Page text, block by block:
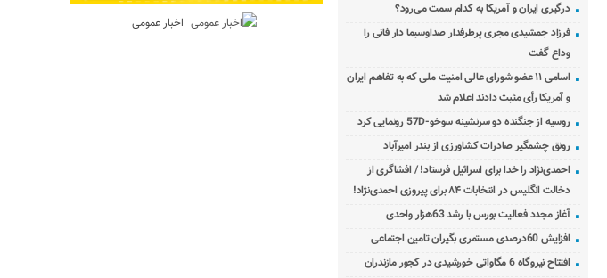
درگیری ایران و آمریکا به کدام سمت می‌رود؟
فرزاد جمشیدی مجری پرطرفدار صداوسیما دار فانی را
وداع گفت
اسامی ۱۱ عضو شورای عالی امنیت ملی که به تفاهم ایران
و آمریکا رأی مثبت دادند اعلام شد
روسیه از جنگنده دو سرنشینه سوخو-57D رونمایی کرد
رونق چشمگیر صادرات کشاورزی از بندر امیرآباد
احمدی‌نژاد را خدا برای اسرائیل فرستاد! / افشاگری از
دخالت انگلیس در انتخابات ۸۴ برای پیروزی احمدی‌نژاد!
آغاز مجدد فعالیت بورس با رشد 63هزار واحدی
افزایش 60درصدی مستمری بگیران تامین اجتماعی
افتتاح نیروگاه 6 مگاواتی خورشیدی در کجور مازندران
اخبار عمومی